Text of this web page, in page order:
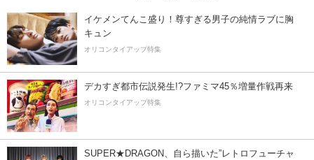
イケメンてんこ盛り！尊すぎる男子の純情ラブに胸
キュン
オリコンタイアップ特集
デカすぎ都市伝説発生!?ファミマ45％増量作戦再来
オリコンタイアップ特集
SUPER★DRAGON、自ら描いた”レトロフューチャ